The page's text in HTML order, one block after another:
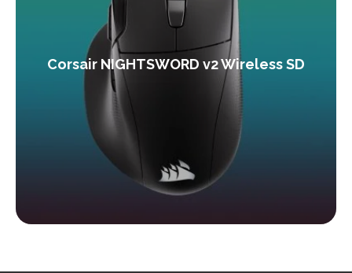
Corsair NIGHTSWORD v2 Wireless SD